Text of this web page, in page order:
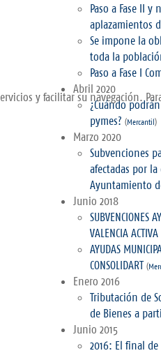
Paso a Fase II
aplazamientos
Se impone la
toda la
Paso a Fase I
Abril 2020
¿Cuándo
pymes? (Mercantil)
Marzo 2020
Subvenciones
afectadas por
Ayuntamiento
Junio 2018
SUBVENCIONES
VALENCIA
AYUDAS
CONSOLIDART (
Enero 2016
Tributación de
de Bienes a
Junio 2015
2016: El final de
y facilitar su navegación.